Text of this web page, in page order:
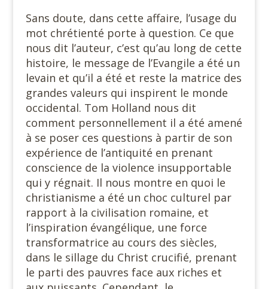
Sans doute, dans cette affaire, l’usage du
mot chrétienté porte à question. Ce que
nous dit l’auteur, c’est qu’au long de cette
histoire, le message de l’Evangile a été un
levain et qu’il a été et reste la matrice des
grandes valeurs qui inspirent le monde
occidental. Tom Holland nous dit
comment personnellement il a été amené
à se poser ces questions à partir de son
expérience de l’antiquité en prenant
conscience de la violence insupportable
qui y régnait. Il nous montre en quoi le
christianisme a été un choc culturel par
rapport à la civilisation romaine, et
l’inspiration évangélique, une force
transformatrice au cours des siècles,
dans le sillage du Christ crucifié, prenant
le parti des pauvres face aux riches et